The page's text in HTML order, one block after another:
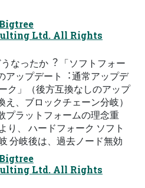
Ltd. All Rights
なったか︖ 「ソフトフォー
アップデート︓通常アップデ
ク」（後⽅互換なしのアップ
、ブロックチェーン分岐）
プラットフォームの理念重
り、 ハードフォーク ソフト
分岐後は、過去ノード無効
Ltd. All Rights